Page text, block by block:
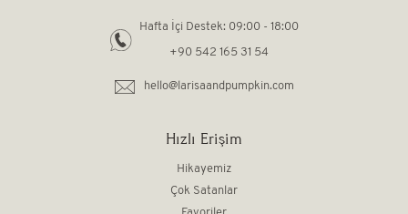
Hafta İçi Destek: 09:00 - 18:00
+90 542 165 31 54
hello@larisaandpumpkin.com
Hızlı Erişim
Hikayemiz
Çok Satanlar